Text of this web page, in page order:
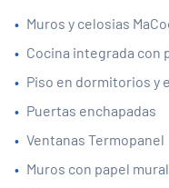
• Muros y celosias
• Cocina integrada con
• Piso en dormitorios y
• Puertas enchapadas
• Ventanas Termopanel
• Muros con papel mural